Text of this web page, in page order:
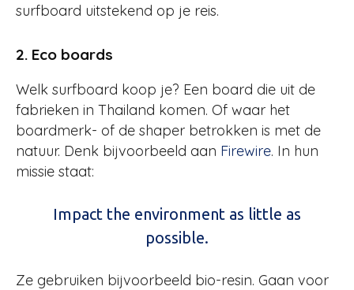
surfboard uitstekend op je reis.
2. Eco boards
Welk surfboard koop je? Een board die uit de
fabrieken in Thailand komen. Of waar het
boardmerk- of de shaper betrokken is met de
natuur. Denk bijvoorbeeld aan Firewire. In hun
missie staat:
Impact the environment as little as
possible.
Ze gebruiken bijvoorbeeld bio-resin. Gaan voor